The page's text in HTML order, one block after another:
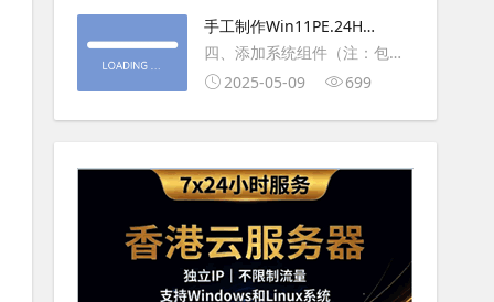
程).
不自觉地点赞收藏吧~包含内容
有：共享前的准备工作在设置
打印机共享之前，你得先确保
两台电脑
手工制作Win11PE.24H2
LTSC2024详细教程2
四、添加系统组件（注：包含
DWM、BitLocker解锁、MMC
第5卷提取以下文件到BOOT文
件夹：;DWM桌面窗口管理器
2025-05-09 699